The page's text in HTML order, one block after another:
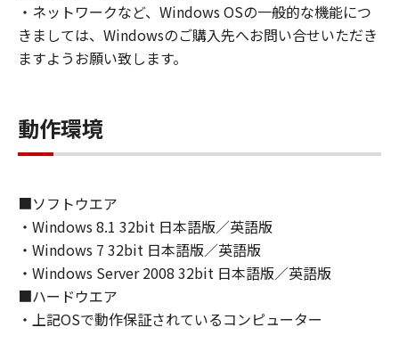
４．所有権
「本ソフトウェア」に係る権原および所有権
は、その内容によりキヤノンまたはキヤノンの
５．輸出
お客様は、日本国政府または関連する外国政府
トウェア」の全部または一部を、直接または間
接に輸出してはなりません。
６．サポートおよびアップデート
キヤノン、キヤノンの子会社、関係会社、それ
らの販売代理店および販売店、並びにキヤノン
のライセンサーは、お客様による「本ソフトウ
・ネットワークなど、Windows OSの一般的な機能につ
きましては、Windowsのご購入先へお問い合せいただき
ますようお願い致します。
動作環境
■ソフトウエア
・Windows 8.1 32bit 日本語版／英語版
・Windows 7 32bit 日本語版／英語版
・Windows Server 2008 32bit 日本語版／英語版
■ハードウエア
・上記OSで動作保証されているコンピューター